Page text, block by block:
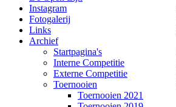
Instagram
Fotogalerij
Links
Archief
Startpagina's
Interne Competitie
Externe Competitie
Toernooien
Toernooien 2021